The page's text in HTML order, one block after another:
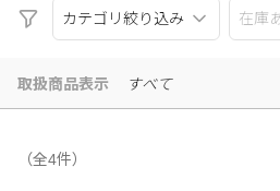
カテゴリ絞り込み 在庫
取扱商品表示 すべて
（全4件）